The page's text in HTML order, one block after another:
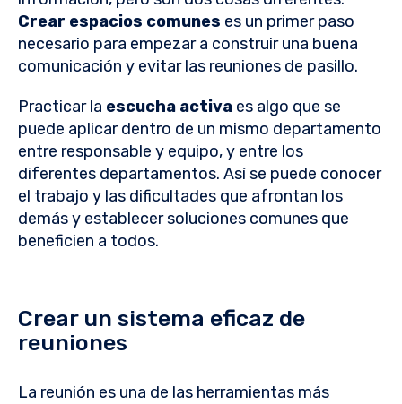
Crear espacios comunes es un primer paso
necesario para empezar a construir una buena
comunicación y evitar las reuniones de pasillo.
Practicar la escucha activa es algo que se
puede aplicar dentro de un mismo departamento
entre responsable y equipo, y entre los
diferentes departamentos. Así se puede conocer
el trabajo y las dificultades que afrontan los
demás y establecer soluciones comunes que
beneficien a todos.
Crear un sistema eficaz de
reuniones
La reunión es una de las herramientas más